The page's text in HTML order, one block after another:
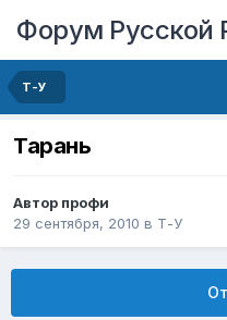
Форум Русской
Т-У
Тарань
Автор профи
29 сентября, 2010 в Т-У